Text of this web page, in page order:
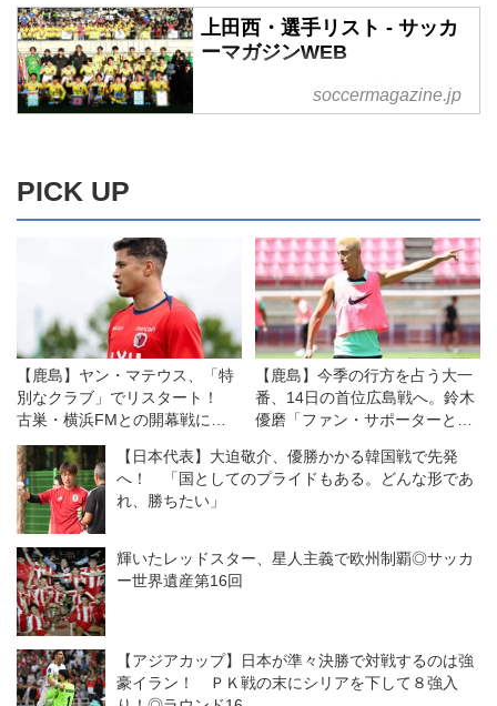
央（やいたちゅうおう）大会出場
回数：２年連続14回目監督：高橋
上田西・選手リスト - サッカ
ーマガジンWEB
2024年度 第103回 全国高校サッ
カー選手権大会長野県代表上田西
soccermagazine.jp
PICK UP
【鹿島】ヤン・マテウス、「特
別なクラブ」でリスタート！
古巣・横浜FMとの開幕戦に向
けては「感情的な試合になる」
が「勝利を求めたい！」
【鹿島】今季の行方を占う大一
番、14日の首位広島戦へ。鈴木
優磨「ファン・サポーターとと
【日本代表】大迫敬介、優勝かかる韓国戦で先発
へ！ 「国としてのプライドもある。どんな形であ
れ、勝ちたい」
輝いたレッドスター、星人主義で欧州制覇◎サッカ
ー世界遺産第16回
【アジアカップ】日本が準々決勝で対戦するのは強
豪イラン！ ＰＫ戦の末にシリアを下して８強入